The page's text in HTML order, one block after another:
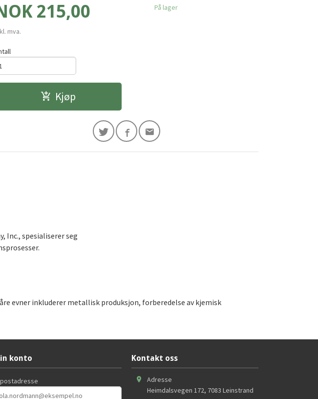
215,00
mva.
På lager
Kjøp
Inc., spesialiserer seg
evner inkluderer metallisk produksjon, forberedelse av kjemisk
konto Kontakt oss
Adresse
Heimdalsvegen 172, 7083 Leinstrand